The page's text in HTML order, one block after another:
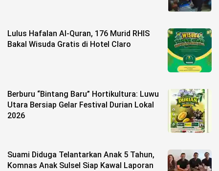
All
Right
Lulus Hafalan Al-Quran, 176 Murid RHIS
Bakal Wisuda Gratis di Hotel Claro
Berburu “Bintang Baru” Hortikultura: Luwu
Utara Bersiap Gelar Festival Durian Lokal
2026
Suami Diduga Telantarkan Anak 5 Tahun,
Komnas Anak Sulsel Siap Kawal Laporan